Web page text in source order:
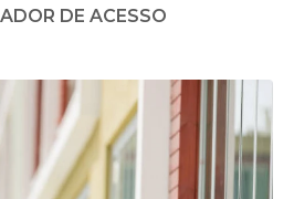
DE ACESSO